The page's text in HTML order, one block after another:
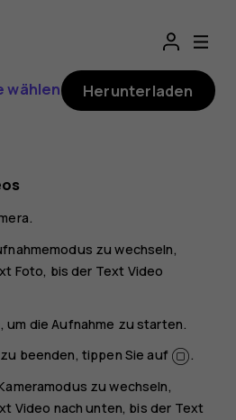
wählen Herunterladen
.
zu wechseln,
Foto, bis der Text Video
, um die Aufnahme zu starten.
beenden, tippen Sie auf
.
zu wechseln,
Video nach unten, bis der Text